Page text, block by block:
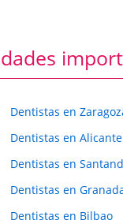
Dentistas en
Dentistas en Alicante
Dentistas en
Dentistas en
Dentistas en Bilbao